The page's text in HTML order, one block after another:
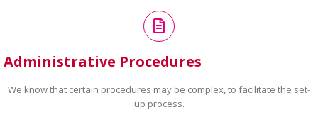
Administrative Procedures
We know that certain procedures may be complex, to facilitate the set-
up process.